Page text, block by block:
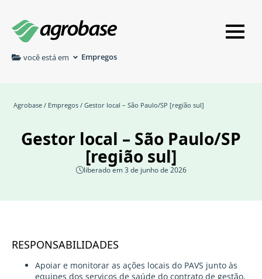
você está em Empregos
Agrobase / Empregos / Gestor local – São Paulo/SP [região sul]
Gestor local – São Paulo/SP
[região sul]
liberado em 3 de junho de 2026
RESPONSABILIDADES
Apoiar e monitorar as ações locais do PAVS junto às
equipes dos serviços de saúde do contrato de gestão,